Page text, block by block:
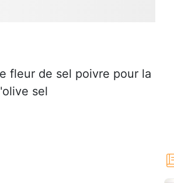
fleur de sel poivre pour la
sel